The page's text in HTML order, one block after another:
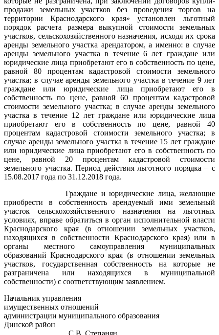
продажи земельных участков без проведения торгов на
территории Краснодарского края» установлен льготный
порядок расчета размера выкупной стоимости земельных
участков, сельскохозяйственного назначения, исходя их срока
аренды земельного участка арендатором, а именно: в случае
аренды земельного участка в течение 6 лет граждане или
юридические лица приобретают его в собственность по цене,
равной 80 процентам кадастровой стоимости земельного
участка; в случае аренды земельного участка в течение 9 лет
граждане или юридические лица приобретают его в
собственность по цене, равной 60 процентам кадастровой
стоимости земельного участка; в случае аренды земельного
участка в течение 12 лет граждане или юридические лица
приобретают его в собственность по цене, равной 40
процентам кадастровой стоимости земельного участка; в
случае аренды земельного участка в течение 15 лет граждане
или юридические лица приобретают его в собственность по
цене, равной 20 процентам кадастровой стоимости
земельного участка. Период действия льготного порядка – с
15.08.2017 года по 31.12.2018 года.
Граждане и юридические лица, желающие
приобрести в собственность арендуемый ими земельный
участок сельскохозяйственного назначения на льготных
условиях, вправе обратиться в орган исполнительной власти
Краснодарского края (в отношении земельных участков,
находящихся в собственности Краснодарского края) или в
органы местного самоуправления муниципальных
образований Краснодарского края (в отношении земельных
участков, государственная собственность на которые не
разграничена или находящихся в муниципальной
собственности) с соответствующим заявлением.
Начальник управления
имущественных отношений
администрации муниципального образования
Динской район
С.В. Степанян